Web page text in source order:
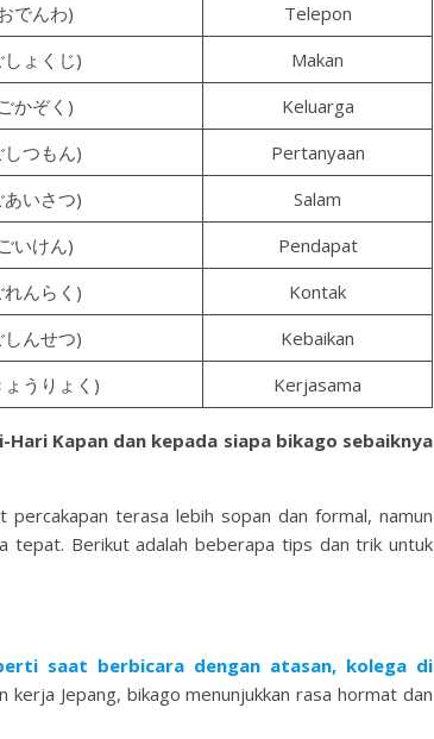
でんわ)
Telepon
ょくじ)
Makan
かぞく)
Keluarga
つもん)
Pertanyaan
いさつ)
Salam
いけん)
Pendapat
んらく)
Kontak
んせつ)
Kebaikan
うりょく) Kerjasama
Hari Kapan dan kepada siapa bikago sebaiknya
percakapan terasa lebih sopan dan formal, namun
tepat. Berikut adalah beberapa tips dan trik untuk
saat berbicara dengan atasan, kolega di
kerja Jepang, bikago menunjukkan rasa hormat dan